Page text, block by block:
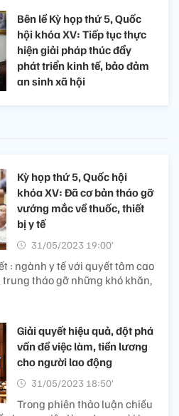
Bên lề Kỳ họp thứ 5, Quốc
hội khóa XV: Tiếp tục thực
hiện giải pháp thúc đẩy
phát triển kinh tế, bảo đảm
an sinh xã hội
Kỳ họp thứ 5, Quốc hội
khóa XV: Đã cơ bản tháo gỡ
vướng mắc về thuốc, thiết
bị y tế
31/05/2023 19:00’
: ngành y tế với quyết tâm cao
trung tháo gỡ những khó khăn,
Giải quyết hiệu quả, đột phá
vấn đề việc làm, tiền lương
cho người lao động
31/05/2023 18:50’
Trong phiên thảo luận chiều